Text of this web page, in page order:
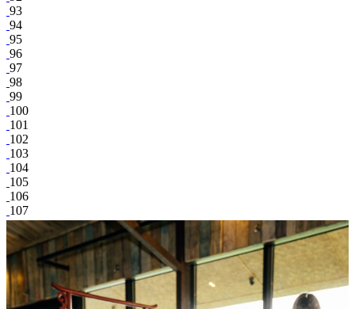
93
94
95
96
97
98
99
100
101
102
103
104
105
106
107
108
109
Иван Миронцев
поделиться